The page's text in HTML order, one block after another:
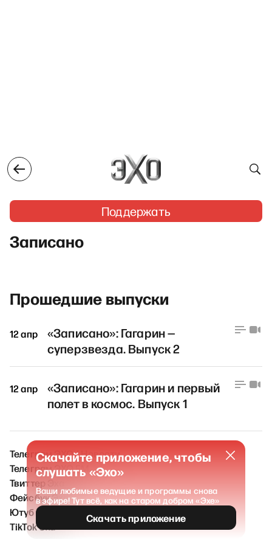
Поддержать
Записано
Прошедшие выпуски
12 апр
«Записано»: Гагарин —
суперзвезда. Выпуск 2
12 апр
«Записано»: Гагарин и первый
полет в космос. Выпуск 1
Скачайте приложение, чтобы
слушать «Эхо»
Ваши любимые ведущие и программы снова
в эфире! Тут всё, как на старом добром «Эхе»
Скачать приложение
Телеграм ЭХО / Новости
Телеграм ЭХО FM
Твиттер Эха
Фейсбук Эха
Ютуб Эха
TikTok Эха